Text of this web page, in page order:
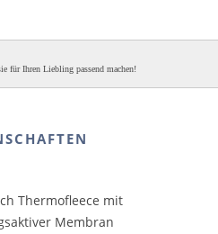
für Ihren Liebling passend machen!
Thermofleece mit
Membran